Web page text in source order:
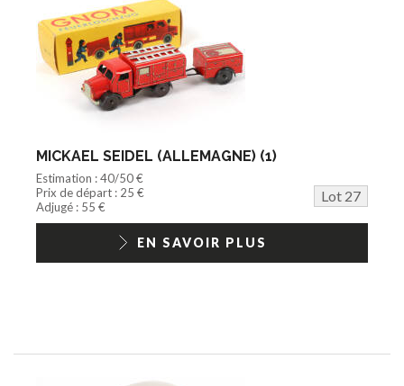
MICKAEL SEIDEL (ALLEMAGNE) (1)
Estimation : 40/50 €
Prix de départ : 25 €
Lot 27
Adjugé : 55 €
EN SAVOIR PLUS